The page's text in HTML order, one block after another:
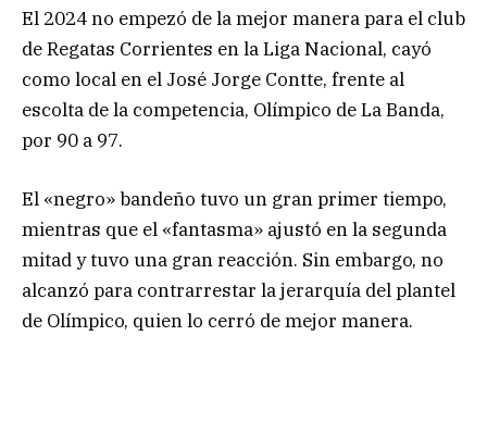
El 2024 no empezó de la mejor manera para el club
de Regatas Corrientes en la Liga Nacional, cayó
como local en el José Jorge Contte, frente al
escolta de la competencia, Olímpico de La Banda,
por 90 a 97.
El «negro» bandeño tuvo un gran primer tiempo,
mientras que el «fantasma» ajustó en la segunda
mitad y tuvo una gran reacción. Sin embargo, no
alcanzó para contrarrestar la jerarquía del plantel
de Olímpico, quien lo cerró de mejor manera.